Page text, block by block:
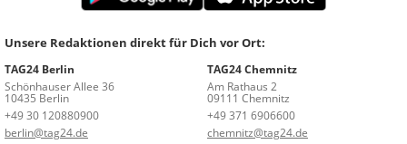
Unsere Redaktionen direkt für Dich vor Ort:
TAG24 Berlin
Schönhauser Allee 36
10435 Berlin
+49 30 120880900
berlin@tag24.de
TAG24 Chemnitz
Am Rathaus 2
09111 Chemnitz
+49 371 6906600
chemnitz@tag24.de